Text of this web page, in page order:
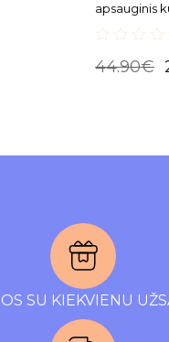
apsauginis
out
44.90€
SU KIEKVIENU